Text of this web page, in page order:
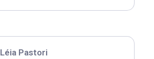
Léia Pastori